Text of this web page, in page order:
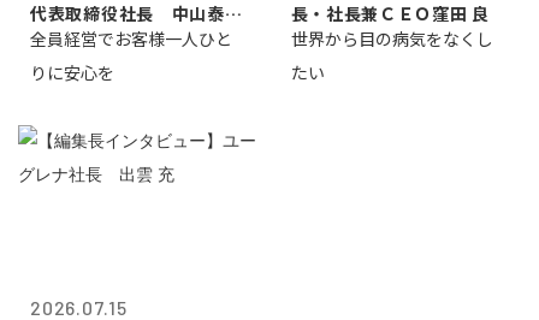
代表取締役社長 中山泰
男
全員経営でお客様一人ひと
りに安心を
長・社長兼ＣＥＯ窪田 良
世界から目の病気をなくし
たい
2026.07.15